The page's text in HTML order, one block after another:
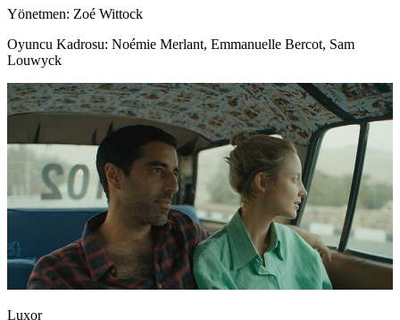
Yönetmen: Zoé Wittock
Oyuncu Kadrosu: Noémie Merlant, Emmanuelle Bercot, Sam
Louwyck
Luxor